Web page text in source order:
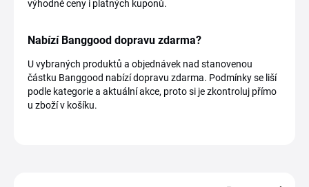
výhodné ceny i platných kuponů.
Nabízí Banggood dopravu zdarma?
U vybraných produktů a objednávek nad stanovenou
částku Banggood nabízí dopravu zdarma. Podmínky se liší
podle kategorie a aktuální akce, proto si je zkontroluj přímo
u zboží v košíku.